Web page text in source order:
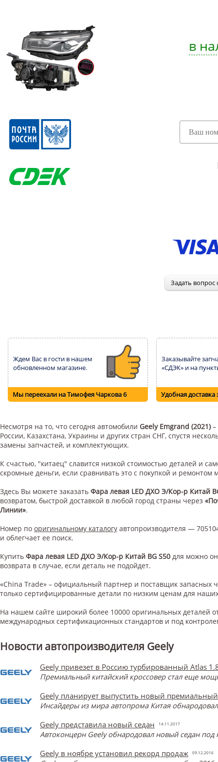
в
Ждем Вас в гости в нашем
обновленном магазине.
Мы переехали на Тимофея Чаркова 6
Заказывайте
«СДЭК» и на
Удобная доставка
Несмотря на то, что сегодня автомобили Geely Emgrand (2021)
России, Казахстана, Украины и других стран СНГ, спустя
замены запчастей, и комплектующих.
К счастью, "китаец" славится низкой стоимостью деталей и
скромные деньги, если сравнивать это с покупкой и
Здесь Вы можете заказать Фара левая LED ДХО Э/Кор-р Китай
возвратом, быстрой доставкой в любой город страны через
Линии».
Номер по оригинальному каталогу автопроизводителя —
и облегчает ее поиск.
Купить Фара левая LED ДХО Э/Кор-р Китай BG S50 для можно
возврата в случае, если деталь не подойдет.
«China Trade» – официальный партнер и поставщик запасных
только сертифицированные детали по низким ценам для
На нашем сайте широкий более 10000 оригинальных деталей
международных сертификационных стандартов и под
Новости автопроизводителя Geely
Geely привезет в Россию турбированный Atlas
Премиальный китайский кроссовер стал еще
Geely планирует выпустить новый премиальный
Инсайдеры из мира автопрома Китая
Geely представила новый седан
14.11.2017
Автоконцерн Geely обнародовал новый седан под
Geely в ноябре установил рекорд продаж
09.12.2016